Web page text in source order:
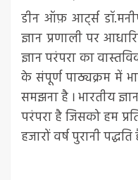
डीन ऑफ़ आर्ट्स
ज्ञान प्रणाली पर
ज्ञान परंपरा का
के संपूर्ण पाठ्यक्रम में
समझना है । भारतीय
परंपरा है जिसको हम
हजारों वर्ष पुरानी पद्धति